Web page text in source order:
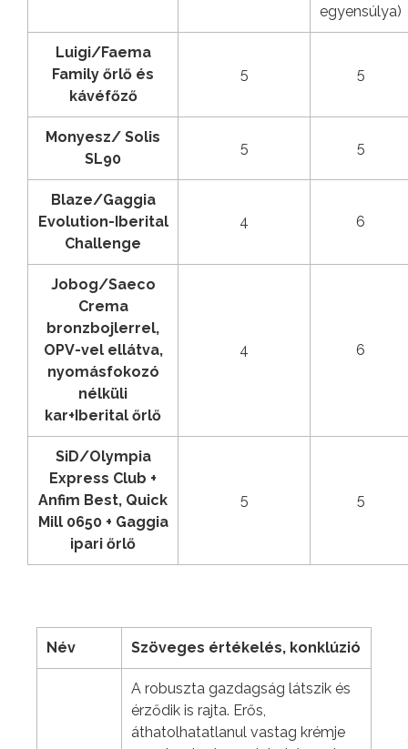
egyensúlya)
Luigi/Faema
Family őrlő és
kávéfőző
5 5
Monyesz/ Solis
SL90
5 5
Blaze/Gaggia
Evolution-Iberital
Challenge
4 6
Jobog/Saeco
Crema
bronzbojlerrel,
OPV-vel ellátva,
nyomásfokozó
nélküli
kar+Iberital őrlő
4 6
SiD/Olympia
Express Club +
Anfim Best, Quick
Mill 0650 + Gaggia
ipari őrlő
5 5
Név Szöveges értékelés, konklúzió
A robuszta gazdagság látszik és
érződik is rajta. Erős,
áthatolhatatlanul vastag krémje